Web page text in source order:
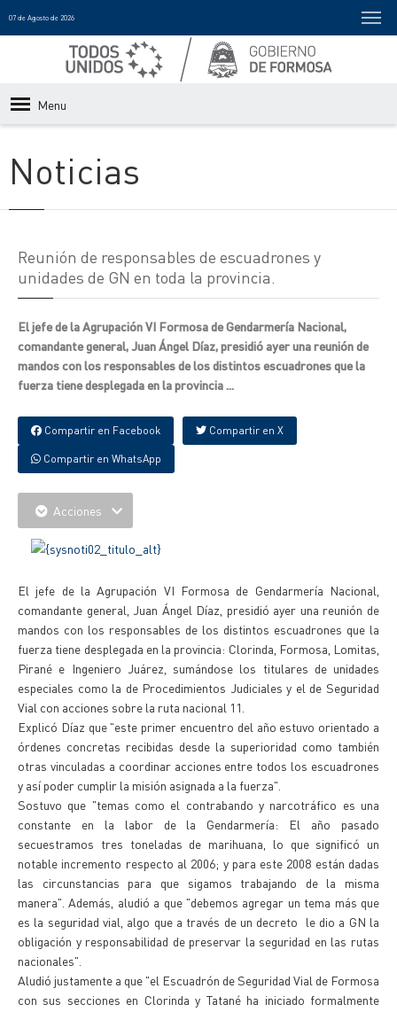
07 de Agosto de 2026
Menu
Noticias
Reunión de responsables de escuadrones y
unidades de GN en toda la provincia.
El jefe de la Agrupación VI Formosa de Gendarmería Nacional,
comandante general, Juan Ángel Díaz, presidió ayer una reunión de
mandos con los responsables de los distintos escuadrones que la
fuerza tiene desplegada en la provincia ...
Compartir en Facebook Compartir en X
Compartir en WhatsApp
Acciones
El jefe de la Agrupación VI Formosa de Gendarmería Nacional,
comandante general, Juan Ángel Díaz, presidió ayer una reunión de
mandos con los responsables de los distintos escuadrones que la
fuerza tiene desplegada en la provincia: Clorinda, Formosa, Lomitas,
Pirané e Ingeniero Juárez, sumándose los titulares de unidades
especiales como la de Procedimientos Judiciales y el de Seguridad
Vial con acciones sobre la ruta nacional 11.
Explicó Díaz que "este primer encuentro del año estuvo orientado a
órdenes concretas recibidas desde la superioridad como también
otras vinculadas a coordinar acciones entre todos los escuadrones
y así poder cumplir la misión asignada a la fuerza".
Sostuvo que "temas como el contrabando y narcotráfico es una
constante en la labor de la Gendarmería: El año pasado
secuestramos tres toneladas de marihuana, lo que significó un
notable incremento respecto al 2006; y para este 2008 están dadas
las circunstancias para que sigamos trabajando de la misma
manera". Además, aludió a que "debemos agregar un tema más que
es la seguridad vial, algo que a través de un decreto le dio a GN la
obligación y responsabilidad de preservar la seguridad en las rutas
nacionales".
Aludió justamente a que "el Escuadrón de Seguridad Vial de Formosa
con sus secciones en Clorinda y Tatané ha iniciado formalmente